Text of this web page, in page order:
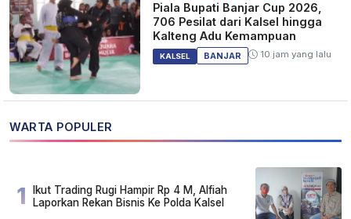
Piala Bupati Banjar Cup 2026,
706 Pesilat dari Kalsel hingga
Kalteng Adu Kemampuan
KALSEL BANJAR 10 jam yang lalu
WARTA POPULER
1
Ikut Trading Rugi Hampir Rp 4 M, Alfiah
Laporkan Rekan Bisnis Ke Polda Kalsel